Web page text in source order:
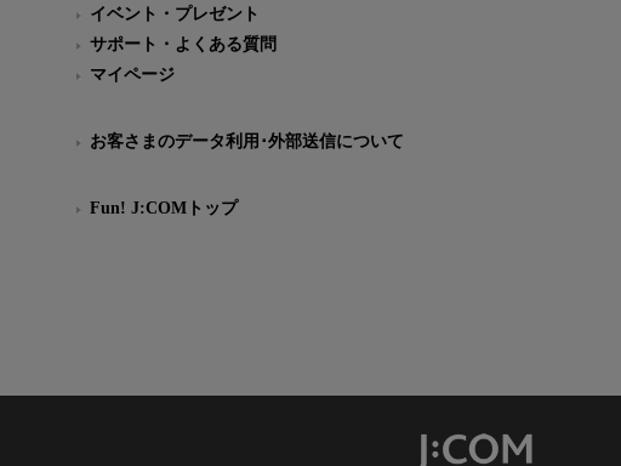
イベント・プレゼント
サポート・よくある質問
マイページ
お客さまのデータ利用･外部送信について
Fun! J:COMトップ